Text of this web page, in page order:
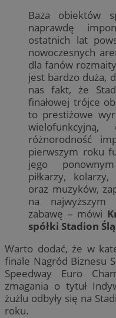
Baza obiektów
naprawdę
ostatnich lat
nowoczesnych
dla fanów
jest bardzo duża,
nas fakt, że
finałowej trójce
to prestiżowe
różnorodność
pierwszym roku
jego
piłkarzy,
oraz muzyków,
na najwyższym
zabawę – mówi
spółki Stadion
Warto dodać, że w
finale Nagród Biznesu
Speedway Euro
zmagania o tytuł
żużlu odbyły się na
roku.